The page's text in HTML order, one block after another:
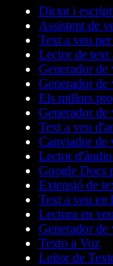
Dictat i
Assistent de
Text a veu
Lector de text
Generador de
Generador de
Els millors
Generador de
Text a veu
Canviador de
Lector
Google Docs
Extensió de
Text a veu en
Lectura en
Generador de
Texto a Voz
Leitor de